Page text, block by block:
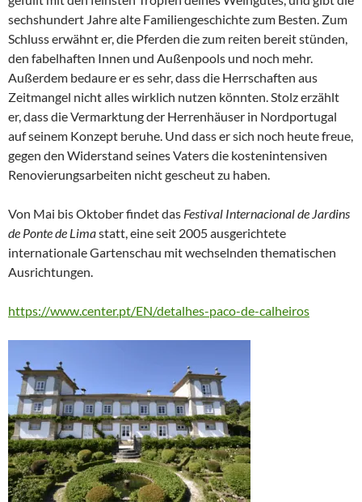
sechshundert Jahre alte Familiengeschichte zum Besten. Zum
Schluss erwähnt er, die Pferden die zum reiten bereit stünden,
den fabelhaften Innen und Außenpools und noch mehr.
Außerdem bedaure er es sehr, dass die Herrschaften aus
Zeitmangel nicht alles wirklich nutzen könnten. Stolz erzählt
er, dass die Vermarktung der Herrenhäuser in Nordportugal
auf seinem Konzept beruhe. Und dass er sich noch heute freue,
gegen den Widerstand seines Vaters die kostenintensiven
Renovierungsarbeiten nicht gescheut zu haben.
Von Mai bis Oktober findet das Festival Internacional de Jardins
de Ponte de Limastatt, eine seit 2005 ausgerichtete
internationale Gartenschau mit wechselnden thematischen
Ausrichtungen.
https://www.center.pt/EN/detalhes-paco-de-calheiros